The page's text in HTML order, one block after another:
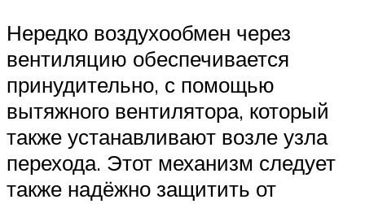
Нередко воздухообмен через
вентиляцию обеспечивается
принудительно, с помощью
вытяжного вентилятора, который
также устанавливают возле узла
перехода. Этот механизм следует
также надёжно защитить от